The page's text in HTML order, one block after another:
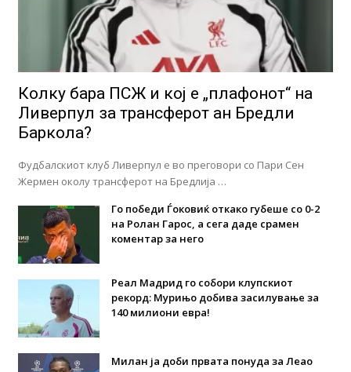
Колку бара ПСЖ и кој е „плафонот“ на
Ливерпул за трансферот ан Бредли
Баркола?
Фудбалскиот клуб Ливерпул е во преговори со Пари Сен
Жермен околу трансферот на Бредлија …
Го победи Ѓоковиќ откако губеше со 0-2
на Ролан Гарос, а сега даде срамен
коментар за него
Реал Мадрид го собори клупскиот
рекорд: Мурињо добива засилување за
140 милиони евра!
Милан ја доби првата понуда за Леао